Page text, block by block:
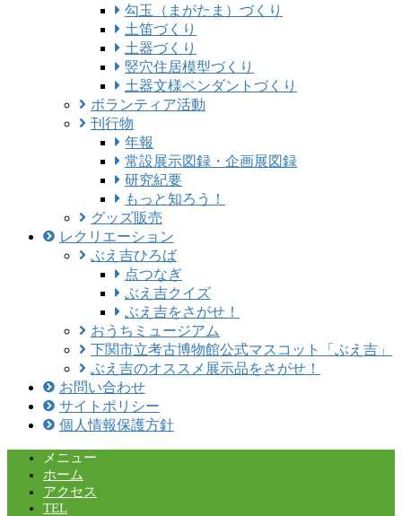
勾玉（まがたま）づくり
土笛づくり
土器づくり
竪穴住居模型づくり
土器文様ペンダントづくり
ボランティア活動
刊行物
年報
常設展示図録・企画展図録
研究紀要
もっと知ろう！
グッズ販売
レクリエーション
ぶえ吉ひろば
点つなぎ
ぶえ吉クイズ
ぶえ吉をさがせ！
おうちミュージアム
下関市立考古博物館公式マスコット「ぶえ吉」
ぶえ吉のオススメ展示品をさがせ！
お問い合わせ
サイトポリシー
個人情報保護方針
メニュー
ホーム
アクセス
TEL